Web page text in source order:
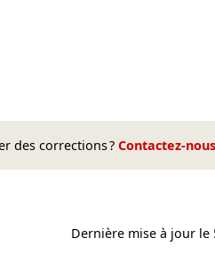
des corrections ? Contactez-nous
Dernière mise à jour le